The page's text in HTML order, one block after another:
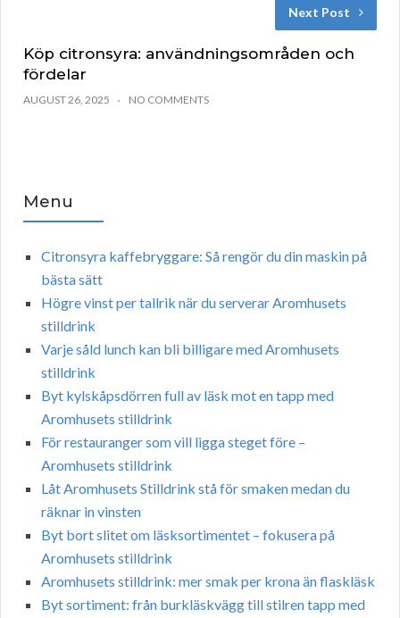
Next Post
Köp citronsyra: användningsområden och
fördelar
AUGUST 26, 2025 NO COMMENTS
Menu
Citronsyra kaffebryggare: Så rengör du din maskin på
bästa sätt
Högre vinst per tallrik när du serverar Aromhusets
stilldrink
Varje såld lunch kan bli billigare med Aromhusets
stilldrink
Byt kylskåpsdörren full av läsk mot en tapp med
Aromhusets stilldrink
För restauranger som vill ligga steget före –
Aromhusets stilldrink
Låt Aromhusets Stilldrink stå för smaken medan du
räknar in vinsten
Byt bort slitet om läsksortimentet – fokusera på
Aromhusets stilldrink
Aromhusets stilldrink: mer smak per krona än flaskläsk
Byt sortiment: från burkläskvägg till stilren tapp med